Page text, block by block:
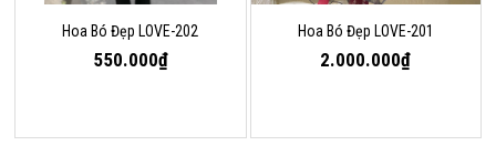
Hoa Bó Đẹp LOVE-202
550.000₫
Hoa Bó Đẹp LOVE-201
2.000.000₫